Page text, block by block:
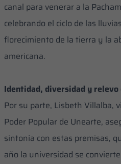
canal para venerar a la
celebrando el ciclo de las
florecimiento de la tierra y la
americana.
Identidad, diversidad y relevo
Por su parte, Lisbeth Villalba,
Poder Popular de Unearte,
sintonía con estas premisas,
año la universidad se